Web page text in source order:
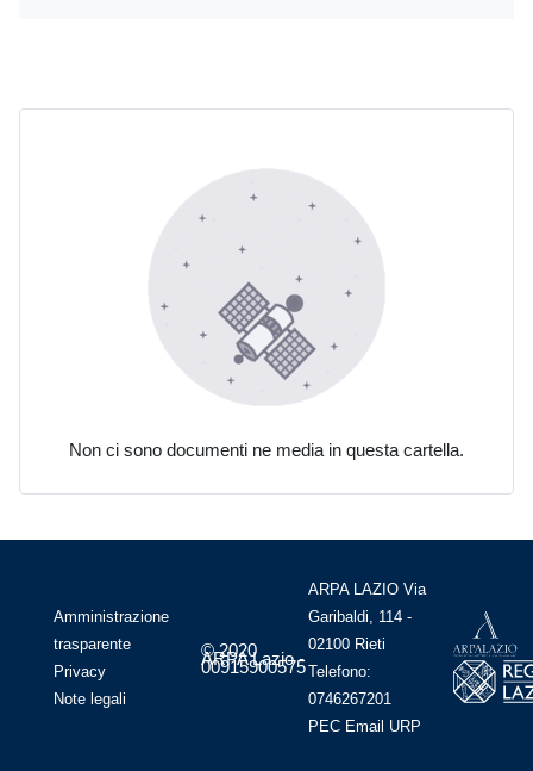
Non ci sono documenti ne media in questa cartella.
Amministrazione
trasparente
Privacy
Note legali
© 2020
ARPA Lazio -
00915900575
ARPA LAZIO Via
Garibaldi, 114 -
02100 Rieti
Telefono:
0746267201
PEC Email URP